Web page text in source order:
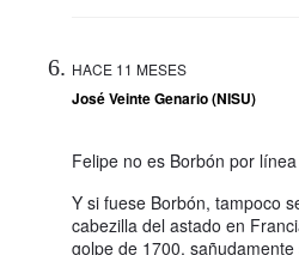
HACE 11 MESES
José Veinte Genario (NISU)
Felipe no es Borbón por
Y si fuese Borbón, tampoco
cabezilla del astado en
golpe de 1700,